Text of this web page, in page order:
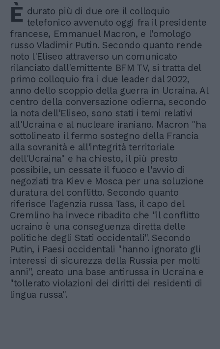
È durato più di due ore il colloquio
telefonico avvenuto oggi fra il presidente
francese, Emmanuel Macron, e l'omologo
russo Vladimir Putin. Secondo quanto rende
noto l'Eliseo attraverso un comunicato
rilanciato dall'emittente BFM TV, si tratta del
primo colloquio fra i due leader dal 2022,
anno dello scoppio della guerra in Ucraina. Al
centro della conversazione odierna, secondo
la nota dell'Eliseo, sono stati i temi relativi
all'Ucraina e al nucleare iraniano. Macron "ha
sottolineato il fermo sostegno della Francia
alla sovranità e all'integrità territoriale
dell'Ucraina" e ha chiesto, il più presto
possibile, un cessate il fuoco e l'avvio di
negoziati tra Kiev e Mosca per una soluzione
duratura del conflitto. Secondo quanto
riferisce l'agenzia russa Tass, il capo del
Cremlino ha invece ribadito che "il conflitto
ucraino è una conseguenza diretta delle
politiche degli Stati occidentali". Secondo
Putin, i Paesi occidentali "hanno ignorato gli
interessi di sicurezza della Russia per molti
anni", creato una base antirussa in Ucraina e
"tollerato violazioni dei diritti dei residenti di
lingua russa".